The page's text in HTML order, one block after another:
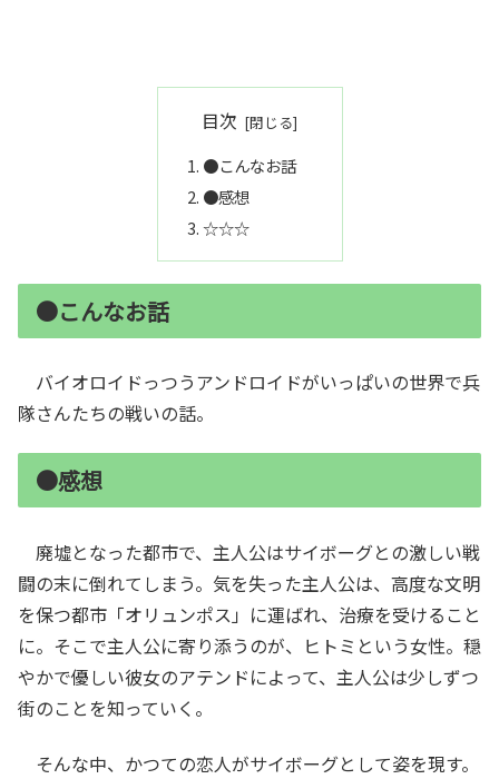
目次
●こんなお話
●感想
☆☆☆
●こんなお話
バイオロイドっつうアンドロイドがいっぱいの世界で兵
隊さんたちの戦いの話。
●感想
廃墟となった都市で、主人公はサイボーグとの激しい戦
闘の末に倒れてしまう。気を失った主人公は、高度な文明
を保つ都市「オリュンポス」に運ばれ、治療を受けること
に。そこで主人公に寄り添うのが、ヒトミという女性。穏
やかで優しい彼女のアテンドによって、主人公は少しずつ
街のことを知っていく。
そんな中、かつての恋人がサイボーグとして姿を現す。